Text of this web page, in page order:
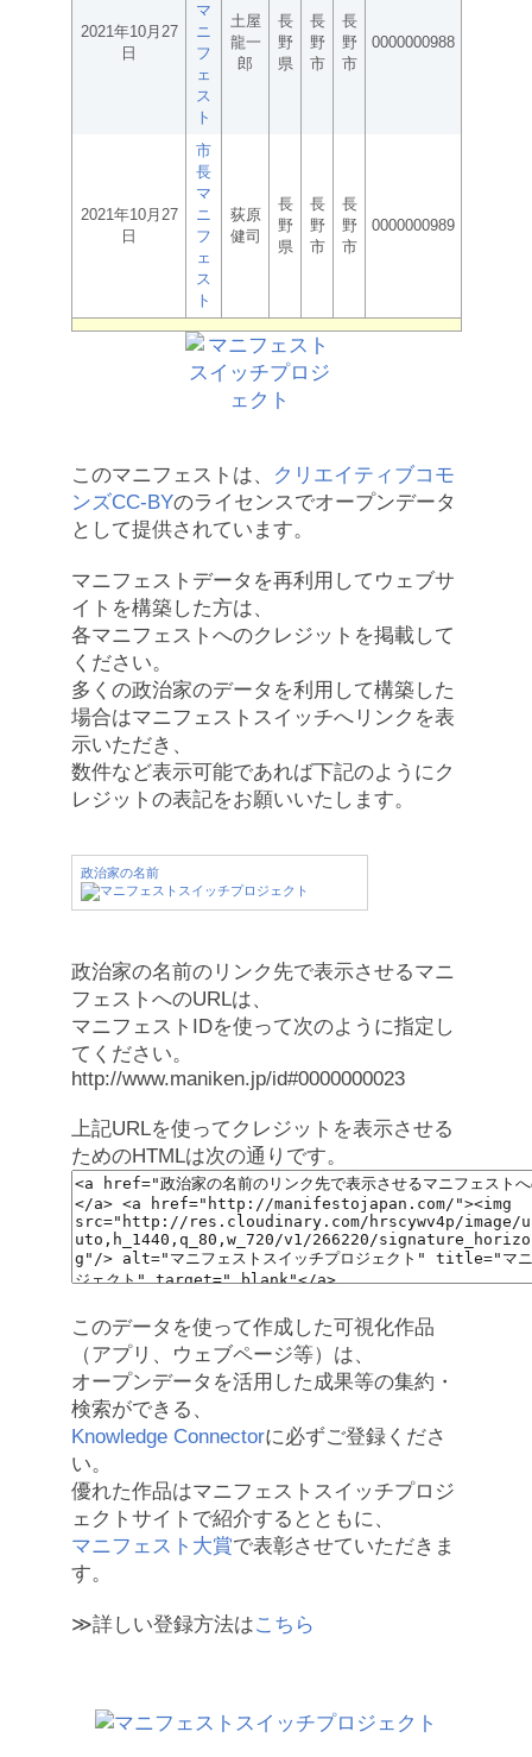
2021年10月27
日
マ
ニ
フ
ェ
ス
ト
土屋
龍一
郎
長
野
県
長
野
市
長
野
市
0000000988
2021年10月27
日
市
長
マ
ニ
フ
ェ
ス
ト
荻原
健司
長
野
県
長
野
市
長
野
市
0000000989
このマニフェストは、
クリエイティブコモ
ンズCC-BYのライセンスでオープンデータ
として提供されています。
マニフェストデータを再利用してウェブサ
イトを構築した方は、
各マニフェストへのクレジットを掲載して
ください。
多くの政治家のデータを利用して構築した
場合はマニフェストスイッチへリンクを表
示いただき、
数件など表示可能であれば下記のようにク
レジットの表記をお願いいたします。
政治家の名前
政治家の名前のリンク先で表示させるマニ
フェストへのURLは、
マニフェストIDを使って次のように指定し
てください。
http://www.maniken.jp/id#0000000023
上記URLを使ってクレジットを表示させる
ためのHTMLは次の通りです。
このデータを使って作成した可視化作品
（アプリ、ウェブページ等）は、
オープンデータを活用した成果等の集約・
検索ができる、
Knowledge Connectorに必ずご登録くださ
い。
優れた作品はマニフェストスイッチプロジ
ェクトサイトで紹介するとともに、
マニフェスト大賞で表彰させていただきま
す。
≫詳しい登録方法はこちら